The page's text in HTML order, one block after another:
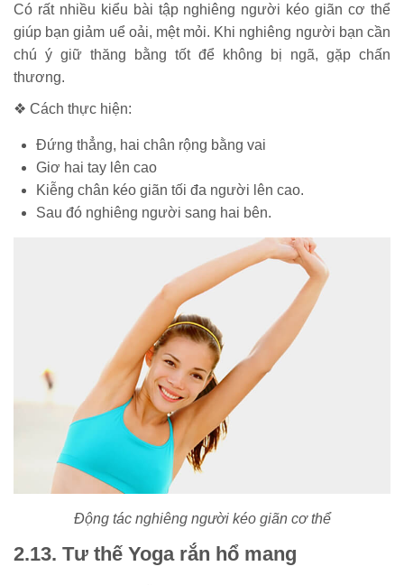
Có rất nhiều kiểu bài tập nghiêng người kéo giãn cơ thể
giúp bạn giảm uể oải, mệt mỏi. Khi nghiêng người bạn cần
chú ý giữ thăng bằng tốt để không bị ngã, gặp chấn
thương.
❖ Cách thực hiện:
Đứng thẳng, hai chân rộng bằng vai
Giơ hai tay lên cao
Kiễng chân kéo giãn tối đa người lên cao.
Sau đó nghiêng người sang hai bên.
Động tác nghiêng người kéo giãn cơ thể
2.13. Tư thế Yoga rắn hổ mang